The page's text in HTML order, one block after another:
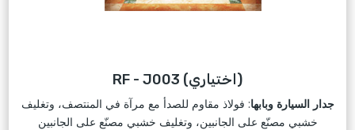
RF - J003 (اختياري)
جدار السيارة وبابها: فولاذ مقاوم للصدأ مع مرآة في المنتصف، وتغليف
خشبي مصنّع على الجانبين، وتغليف خشبي مصنّع على الجانبين